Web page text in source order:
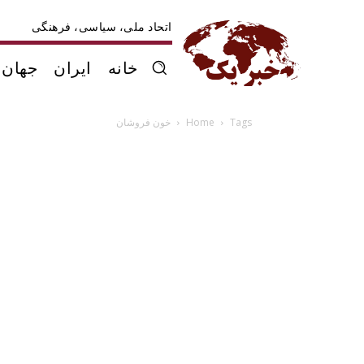
اتحاد ملی، سیاسی، فرهنگی
خانه ایران جهان
Home Tags خون فروشان